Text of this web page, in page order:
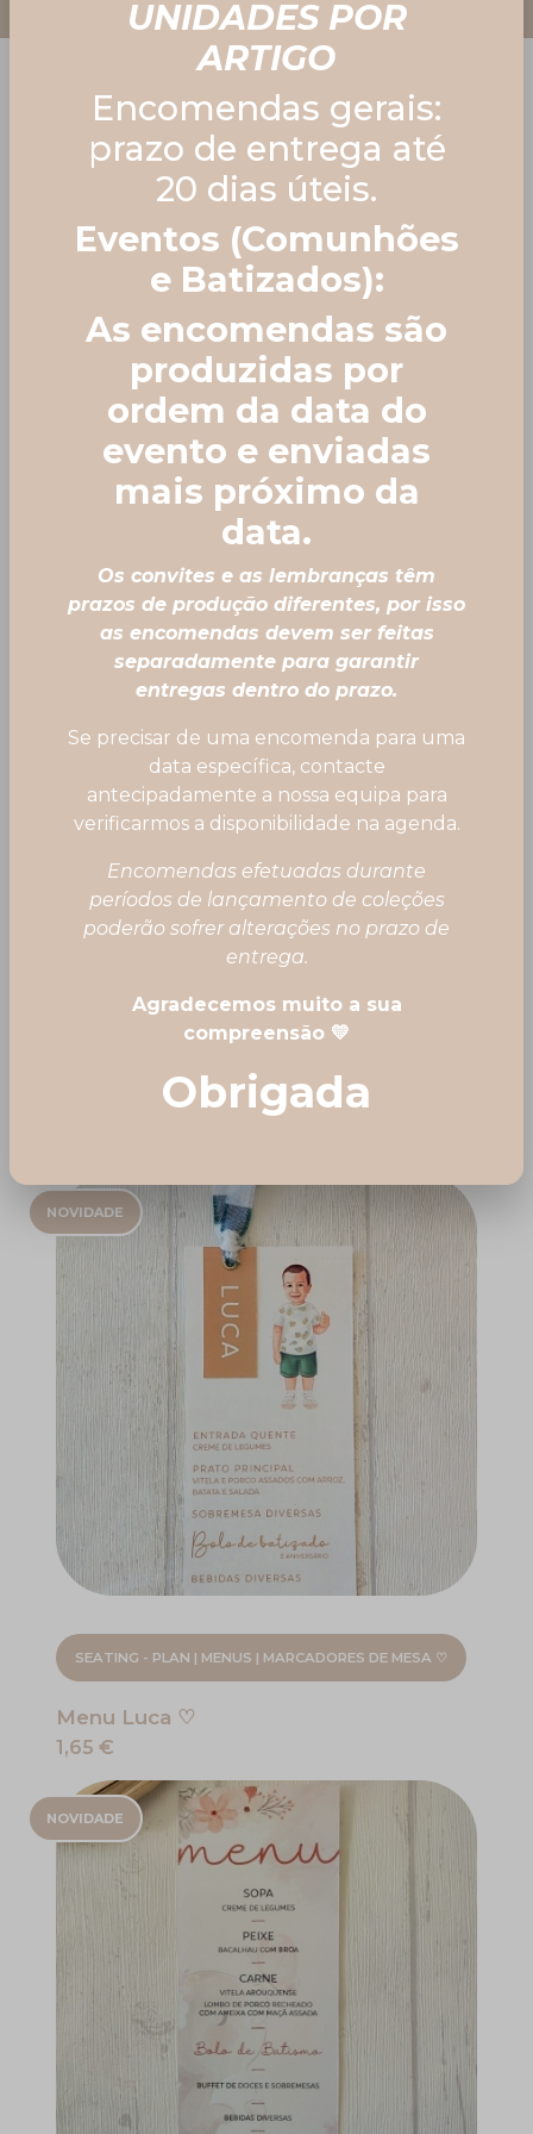
Home Batismo ♡
Seating -
Plan | Menus | Marcadores de Mesa
Seating - Plan | Menus
| Marcadores de Mesa
O seating plan tem como função apresentar
aos seus convidados a distribuição dos lugares
pelas mesas. Sugerimos apresentá-lo sobre um
presença. Se o seu evento tiver apontamentos
florais, pode sempre colocar sobre a placa de
madeira, de forma a reunir uma harmonia com
toda a área da festividade.
NOVIDADE
SEATING - PLAN | MENUS | MARCADORES DE MESA ♡
Menu Luca ♡
1,65 €
NOVIDADE
UNIDADES POR
ARTIGO
Encomendas gerais:
prazo de entrega até
20 dias úteis.
Eventos (Comunhões
e Batizados):
As encomendas são
produzidas por
ordem da data do
evento e enviadas
mais próximo da
data.
Os convites e as lembranças têm
prazos de produção diferentes, por isso
as encomendas devem ser feitas
separadamente para garantir
entregas dentro do prazo.
Se precisar de uma encomenda para uma
data específica, contacte
antecipadamente a nossa equipa para
verificarmos a disponibilidade na agenda.
Encomendas efetuadas durante
períodos de lançamento de coleções
poderão sofrer alterações no prazo de
entrega.
Agradecemos muito a sua
compreensão 💛
Obrigada